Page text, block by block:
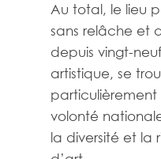
Au total, le lieu
sans relâche et
depuis vingt-
artistique, se
volonté
la diversité et la